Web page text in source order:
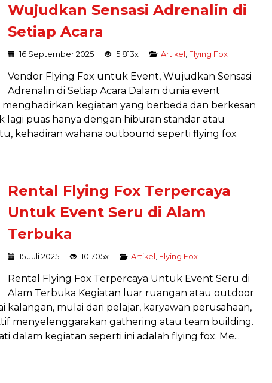
Wujudkan Sensasi Adrenalin di
Setiap Acara
16 September 2025 5.813x Artikel Flying Fox
Vendor Flying Fox untuk Event, Wujudkan Sensasi
Adrenalin di Setiap Acara Dalam dunia event
kegiatan yang berbeda dan berkesan
lagi puas hanya dengan hiburan standar atau
kehadiran wahana outbound seperti flying fox
Rental Flying Fox Terpercaya
Untuk Event Seru di Alam
Terbuka
15 Juli 2025 10.705x Artikel Flying Fox
Rental Flying Fox Terpercaya Untuk Event Seru di
Alam Terbuka Kegiatan luar ruangan atau outdoor
mulai dari pelajar, karyawan perusahaan,
menyelenggarakan gathering atau team building.
dalam kegiatan seperti ini adalah flying fox. Me...